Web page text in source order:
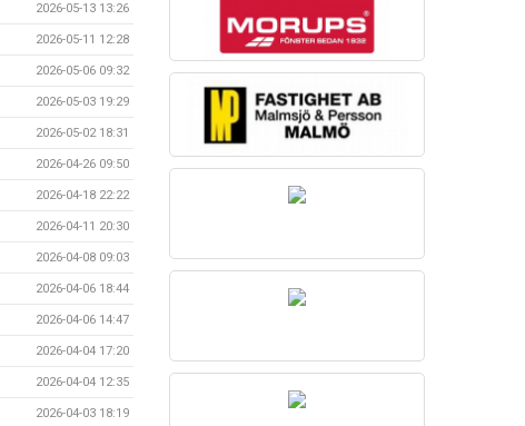
2026-05-13 13:26
2026-05-11 12:28
2026-05-06 09:32
2026-05-03 19:29
2026-05-02 18:31
2026-04-26 09:50
2026-04-18 22:22
2026-04-11 20:30
2026-04-08 09:03
2026-04-06 18:44
2026-04-06 14:47
2026-04-04 17:20
2026-04-04 12:35
2026-04-03 18:19